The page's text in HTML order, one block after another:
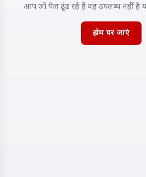
आप जो पेज ढूंढ रहे हैं वह उपलब्ध नहीं है या
होम पर जाएं